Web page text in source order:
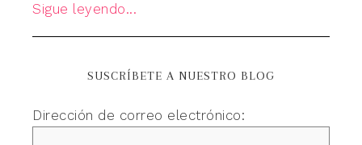
Sigue leyendo...
SUSCRÍBETE A NUESTRO BLOG
Dirección de correo electrónico: